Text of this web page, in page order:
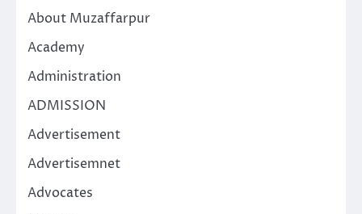
About Muzaffarpur
Academy
Administration
ADMISSION
Advertisement
Advertisemnet
Advocates